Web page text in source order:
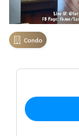
Condo